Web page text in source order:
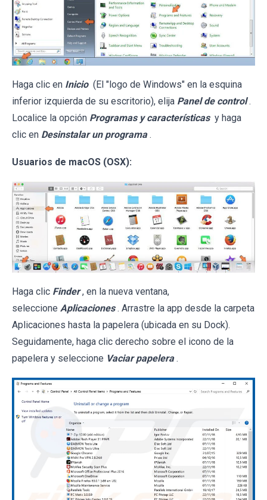
Haga clic en Inicio (El "logo de Windows" en la esquina
inferior izquierda de su escritorio), elija Panel de control .
Localice la opción Programas y características y haga
clic en Desinstalar un programa .
Usuarios de macOS (OSX):
Haga clic Finder , en la nueva ventana,
seleccione Aplicaciones . Arrastre la app desde la carpeta
Aplicaciones hasta la papelera (ubicada en su Dock).
Seguidamente, haga clic derecho sobre el icono de la
papelera y seleccione Vaciar papelera .